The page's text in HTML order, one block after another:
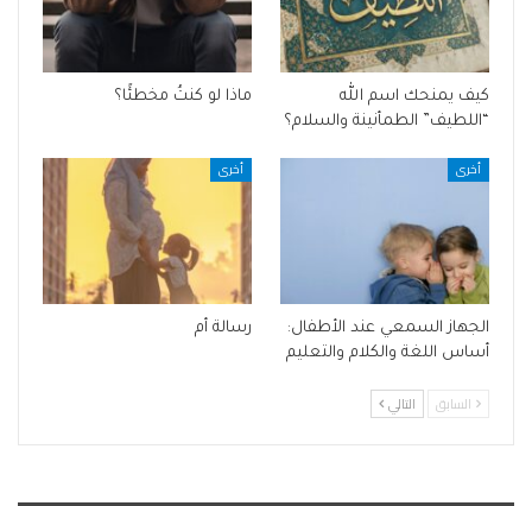
كيف يمنحك اسم الله
“اللطيف” الطمأنينة والسلام؟
ماذا لو كنتُ مخطئًا؟
أخرى
الجهاز السمعي عند الأطفال:
أساس اللغة والكلام والتعليم
أخرى
رسالة أم
السابق التالي